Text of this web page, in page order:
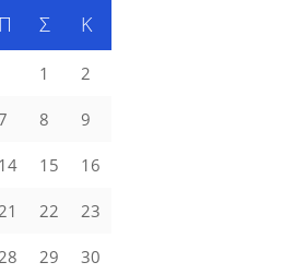
Π Σ Κ
1 2
8 9
14 15 16
22 23
29 30